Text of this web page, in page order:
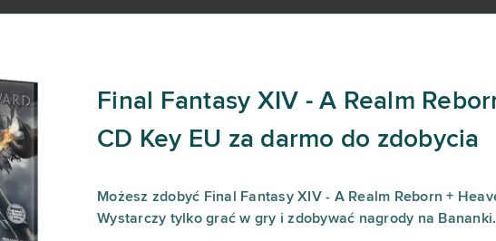
Final Fantasy XIV - A Realm
CD Key EU za darmo do zdobycia
Możesz zdobyć Final Fantasy XIV - A Realm Reborn +
Wystarczy tylko grać w gry i zdobywać nagrody na